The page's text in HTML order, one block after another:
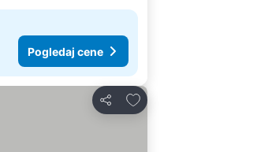
Pogledaj cene
Deli
Dodati u favorite